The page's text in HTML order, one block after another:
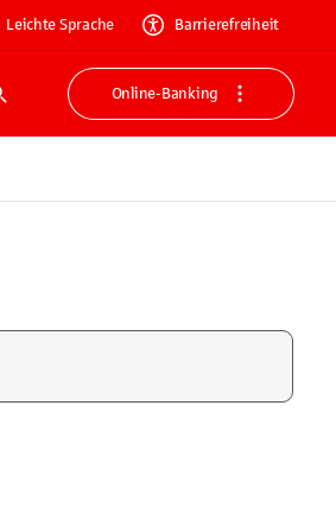
Leichte Sprache Barrierefreiheit
Suche
Online-Banking